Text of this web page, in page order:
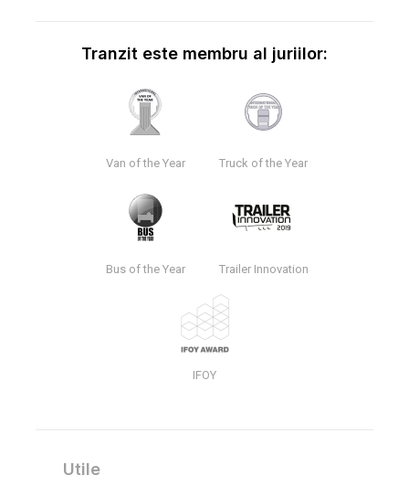
Tranzit este membru al juriilor:
Van of the Year Truck of the Year
Bus of the Year Trailer Innovation
IFOY
Utile